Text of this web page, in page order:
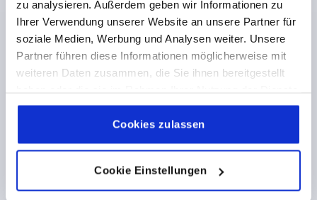
zu analysieren. Außerdem geben wir Informationen zu
Ihrer Verwendung unserer Website an unsere Partner für
soziale Medien, Werbung und Analysen weiter. Unsere
Partner führen diese Informationen möglicherweise mit
weiteren Daten zusammen, die Sie ihnen bereitgestellt
gesammelt haben.Cookie Richtlinien
Datenschutz|AGB
Cookies zulassen
Cookie Einstellungen
zzgl. Versandkosten
K1659
KLEMMHEBEL GR.0 M04X40, ZINK ORANGE RAL2004
KUNSTSTOFFBESCHICHTET, KOMP:STAHL BLAU-
PASSIVIERT